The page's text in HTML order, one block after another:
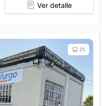
Ver detalle
25